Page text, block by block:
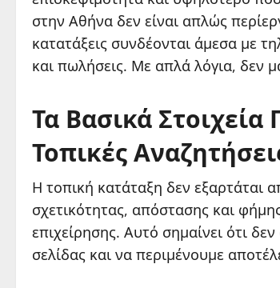
στην Αθήνα δεν είναι απλώς
κατατάξεις συνδέονται άμεσα με
και πωλήσεις. Με απλά λόγια, δεν
Τα Βασικά
Τοπικές
Η τοπική κατάταξη δεν εξαρτάται
σχετικότητας, απόστασης και
επιχείρησης. Αυτό σημαίνει ότι
σελίδας και να περιμένουμε